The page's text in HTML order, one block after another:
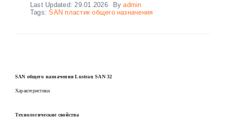
Last Updated: 29.01.2026 Byadmin
Tags:SAN пластик общего назначения
SAN общего назначения Lustran SAN 32
Характеристики
Технологические свойства